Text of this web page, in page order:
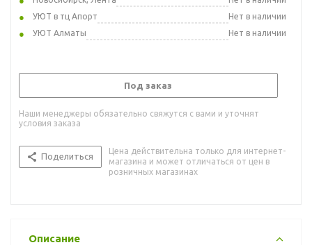
УЮТ в тц Апорт
Нет в наличии
УЮТ Алматы
Нет в наличии
Под заказ
Наши менеджеры обязательно свяжутся с вами и уточнят
условия заказа
Поделиться
Цена действительна только для интернет-
магазина и может отличаться от цен в
розничных магазинах
Описание